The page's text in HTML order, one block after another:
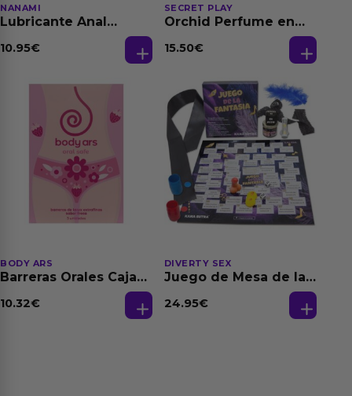
NANAMI
Lubricante Anal
Dilatación Base Agua
10.95€
SECRET PLAY
Orchid Perfume en
Feromonas 20 ml
15.50€
BODY ARS
Barreras Orales Caja
10.32€
DIVERTY SEX
Juego de Mesa de las
24.95€